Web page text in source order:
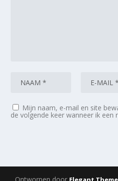
Mijn naam, e-mail en site
de volgende keer wanneer ik een
Ontworpen door